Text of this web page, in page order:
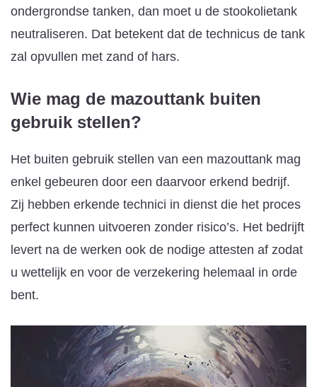
ondergrondse tanken, dan moet u de stookolietank
neutraliseren. Dat betekent dat de technicus de tank
zal opvullen met zand of hars.
Wie mag de mazouttank buiten
gebruik stellen?
Het buiten gebruik stellen van een mazouttank mag
enkel gebeuren door een daarvoor erkend bedrijf.
Zij hebben erkende technici in dienst die het proces
perfect kunnen uitvoeren zonder risico’s. Het bedrijft
levert na de werken ook de nodige attesten af zodat
u wettelijk en voor de verzekering helemaal in orde
bent.